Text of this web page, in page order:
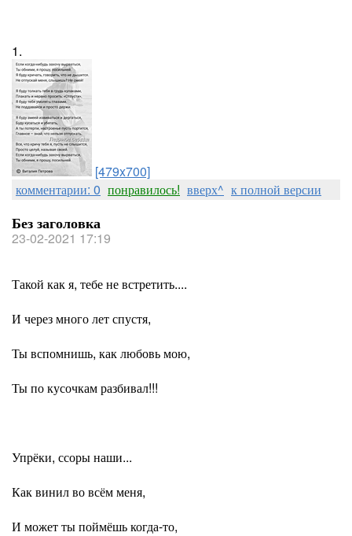
1.
[479x700]
комментарии: 0 понравилось! вверх^ к полной версии
Без заголовка
23-02-2021 17:19
Такой как я, тебе не встретить....
И через много лет спустя,
Ты вспомнишь, как любовь мою,
Ты по кусочкам разбивал!!!
Упрёки, ссоры наши...
Как винил во всём меня,
И может ты поймёшь когда-то,